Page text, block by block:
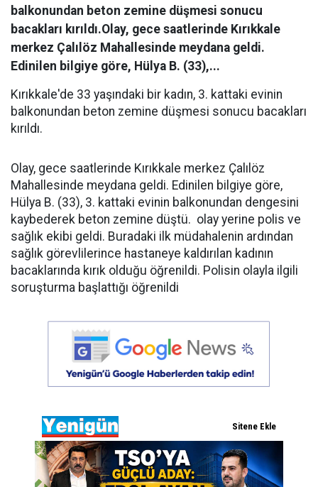
balkonundan beton zemine düşmesi sonucu
bacakları kırıldı.Olay, gece saatlerinde Kırıkkale
merkez Çalılöz Mahallesinde meydana geldi.
Edinilen bilgiye göre, Hülya B. (33),...
Kırıkkale'de 33 yaşındaki bir kadın, 3. kattaki evinin
balkonundan beton zemine düşmesi sonucu bacakları
kırıldı.
Olay, gece saatlerinde Kırıkkale merkez Çalılöz
Mahallesinde meydana geldi. Edinilen bilgiye göre,
Hülya B. (33), 3. kattaki evinin balkonundan dengesini
kaybederek beton zemine düştü. olay yerine polis ve
sağlık ekibi geldi. Buradaki ilk müdahalenin ardından
sağlık görevlilerince hastaneye kaldırılan kadının
bacaklarında kırık olduğu öğrenildi. Polisin olayla ilgili
soruşturma başlattığı öğrenildi